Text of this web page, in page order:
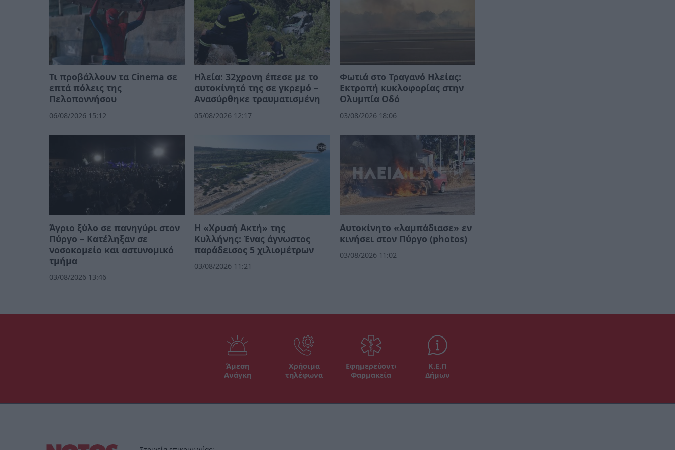
Τι προβάλλουν τα Cinema σε
επτά πόλεις της
Πελοποννήσου
06/08/2026 15:12
Ηλεία: 32χρονη έπεσε με το
αυτοκίνητό της σε γκρεμό –
Ανασύρθηκε τραυματισμένη
05/08/2026 12:17
Φωτιά στο Τραγανό Ηλείας:
Εκτροπή κυκλοφορίας στην
Ολυμπία Οδό
03/08/2026 18:06
Άγριο ξύλο σε πανηγύρι στον
Πύργο – Κατέληξαν σε
νοσοκομείο και αστυνομικό
τμήμα
03/08/2026 13:46
Η «Χρυσή Ακτή» της
Κυλλήνης: Ένας άγνωστος
παράδεισος 5 χιλιομέτρων
03/08/2026 11:21
Αυτοκίνητο «λαμπάδιασε» εν
κινήσει στον Πύργο (photos)
03/08/2026 11:02
Άμεση
Ανάγκη
Χρήσιμα
τηλέφωνα
Εφημερεύοντα
Φαρμακεία
Κ.Ε.Π
Δήμων